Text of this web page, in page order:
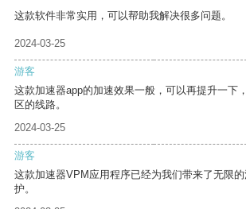
这款软件非常实用，可以帮助我解决很多问题。
2024-03-25
游客
这款加速器app的加速效果一般，可以再提升一下
区的线路。
2024-03-25
游客
这款加速器VPM应用程序已经为我们带来了无限
护。